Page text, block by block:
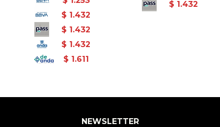
$ 1.432
$ 1.432
$ 1.432
$ 1.611
$ 1.432
NEWSLETTER